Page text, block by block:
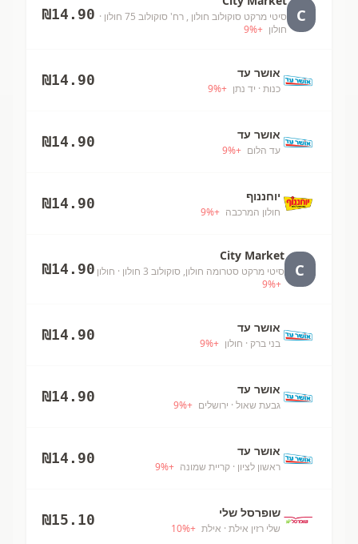
C סיטי מרקט סוקולוב חולון , רח' סוקולוב 75 חולון
·
חולון +
9%
₪14.90
אושר עד
כנות · יד נתן +
9%
₪14.90
אושר עד
עד הלום +
9%
₪14.90
יוחננוף
חולון המרכבה +
9%
₪14.90
C
City Market
סיטי מרקט סטרומה חולון, סוקולוב 3 חולון
· חולון
+
9%
₪14.90
אושר עד
בני ברק · חולון +
9%
₪14.90
אושר עד
גבעת שאול · ירושלים +
9%
₪14.90
אושר עד
ראשון לציון · קריית שמונה +
9%
₪14.90
שופרסל שלי
שלי רזין אילת · אילת +
10%
₪15.10